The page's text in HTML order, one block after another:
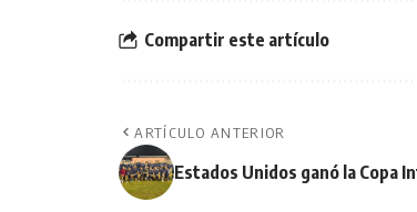
Compartir este artículo
ARTÍCULO ANTERIOR
Estados Unidos ganó la Copa